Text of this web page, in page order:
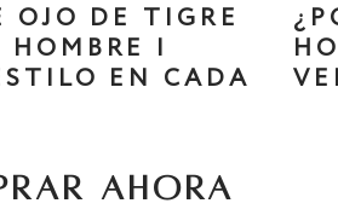
OJO DE TIGRE
HOMBRE |
EN CADA
AHORA